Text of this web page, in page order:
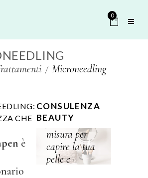
0
Microneedling
CHE
è
CONSULENZA
BEAUTY
Scopri il
percorso su
misura per
capire la tua
pelle e